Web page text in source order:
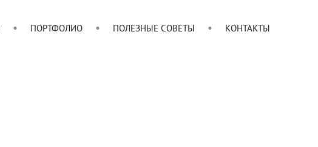
ПОРТФОЛИО ПОЛЕЗНЫЕ СОВЕТЫ КОНТАКТЫ